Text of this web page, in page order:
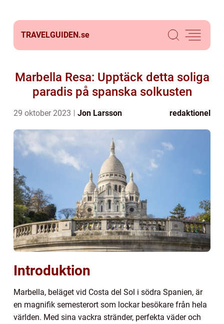
TRAVELGUIDEN.se
Marbella Resa: Upptäck detta soliga
paradis på spanska solkusten
29 oktober 2023 Jon Larsson redaktionel
Introduktion
Marbella, beläget vid Costa del Sol i södra Spanien, är
en magnifik semesterort som lockar besökare från hela
världen. Med sina vackra stränder, perfekta väder och